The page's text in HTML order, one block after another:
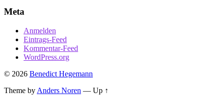
Meta
Anmelden
Eintrags-Feed
Kommentar-Feed
WordPress.org
© 2026 Benedict Hegemann
Theme by Anders Noren — Up ↑